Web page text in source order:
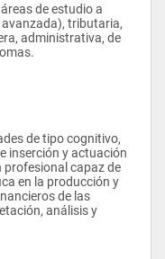
de estudio a
tributaria,
administrativa, de
de tipo cognitivo,
inserción y actuación
profesional capaz de
en la producción y
de las
análisis y